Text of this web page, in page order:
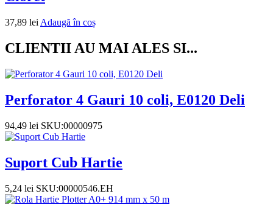
37,89 lei Adaugă în coș
CLIENTII AU MAI ALES SI...
Perforator 4 Gauri 10 coli, E0120 Deli
94,49 lei SKU:00000975
Suport Cub Hartie
5,24 lei SKU:00000546.EH